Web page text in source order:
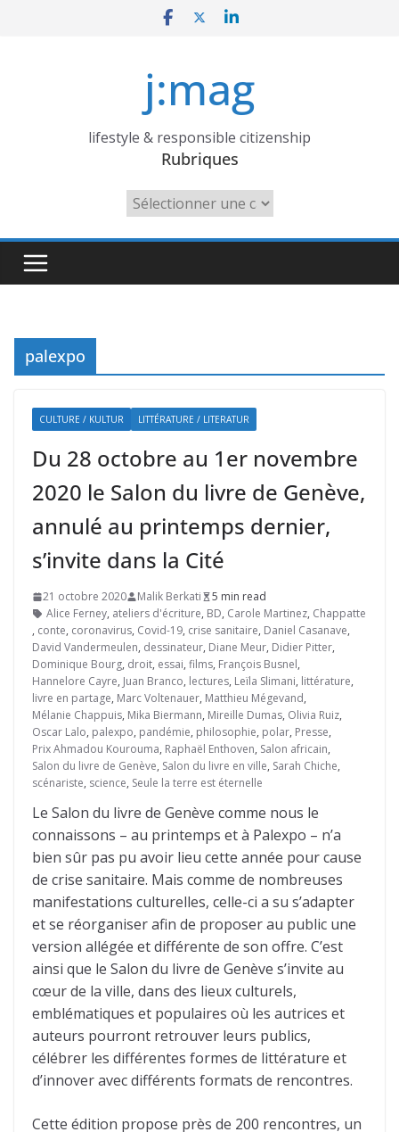
j:mag
lifestyle & responsible citizenship
Rubriques
Rubriques
palexpo
CULTURE / KULTUR LITTÉRATURE / LITERATUR
Du 28 octobre au 1er novembre
2020 le Salon du livre de Genève,
annulé au printemps dernier,
s’invite dans la Cité
21 octobre 2020 Malik Berkati
5 min read
Alice Ferney, ateliers d'écriture, BD, Carole Martinez, Chappatte
, conte, coronavirus, Covid-19, crise sanitaire, Daniel Casanave,
David Vandermeulen, dessinateur, Diane Meur, Didier Pitter,
Dominique Bourg, droit, essai, films, François Busnel,
Hannelore Cayre, Juan Branco, lectures, Leïla Slimani, littérature,
livre en partage, Marc Voltenauer, Matthieu Mégevand,
Mélanie Chappuis, Mika Biermann, Mireille Dumas, Olivia Ruiz,
Oscar Lalo, palexpo, pandémie, philosophie, polar, Presse,
Prix Ahmadou Kourouma, Raphaël Enthoven, Salon africain,
Salon du livre de Genève, Salon du livre en ville, Sarah Chiche,
scénariste, science, Seule la terre est éternelle
Le Salon du livre de Genève comme nous le
connaissons – au printemps et à Palexpo – n’a
bien sûr pas pu avoir lieu cette année pour cause
de crise sanitaire. Mais comme de nombreuses
manifestations culturelles, celle-ci a su s’adapter
et se réorganiser afin de proposer au public une
version allégée et différente de son offre. C’est
ainsi que le Salon du livre de Genève s’invite au
cœur de la ville, dans des lieux culturels,
emblématiques et populaires où les autrices et
auteurs pourront retrouver leurs publics,
célébrer les différentes formes de littérature et
d’innover avec différents formats de rencontres.
Cette édition propose près de 200 rencontres, un